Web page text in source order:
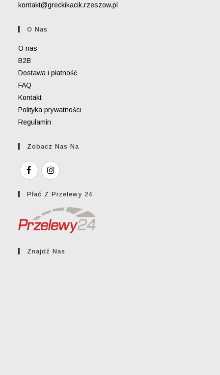
kontakt@greckikacik.rzeszow.pl
O Nas
O nas
B2B
Dostawa i płatność
FAQ
Kontakt
Polityka prywatności
Regulamin
Zobacz Nas Na
Płać Z Przelewy 24
Znajdź Nas